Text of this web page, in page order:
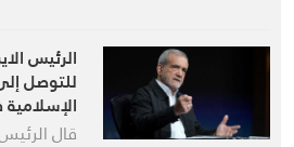
الرئيس
للتوصل
قال